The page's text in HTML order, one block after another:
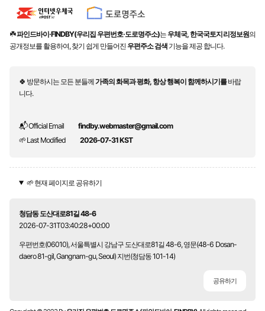
☘️파인드바이·FINDBY(우리집 우편번호·도로명주소)는 우체국, 한국국토지리정보원의
공개정보를 활용하여, 찾기 쉽게 만들어진 우편주소 검색 기능을 제공 합니다.
🍀 방문하시는 모든 분들께가족의 화목과 평화, 항상 행복이 함께하시기를바랍
니다.
📬 Official Email
findby.webmaster@gmail.com
🌱 Last Modified
2026-07-31 KST
🌱 현재 페이지로 공유하기
청담동 도산대로81길 48-6
2026-07-31T03:40:28+00:00
우편번호(06010), 서울특별시 강남구 도산대로81길 48-6, 영문(48-6 Dosan-
daero 81-gil, Gangnam-gu, Seoul) 지번(청담동 101-14)
공유하기